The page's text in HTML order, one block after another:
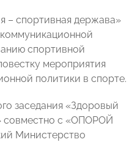
– спортивная держава»
спортивной
мероприятия
политики в спорте.
заседания «Здоровый
совместно с «ОПОРОЙ
Министерство